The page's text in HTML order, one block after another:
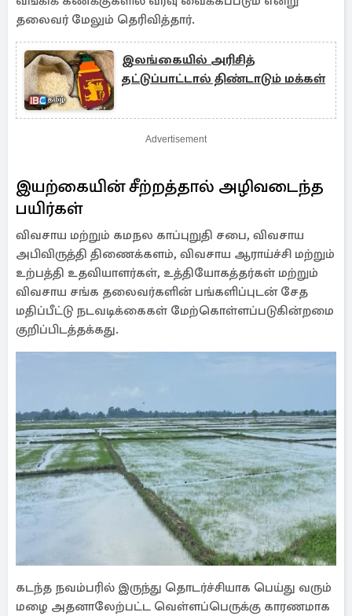
தலைவர் மேலும் தெரிவித்தார்.
இலங்கையில் அரிசித்
தட்டுப்பாட்டால் திண்டாடும் மக்கள்
Advertisement
இயற்கையின் சீற்றத்தால் அழிவடைந்த
பயிர்கள்
விவசாய மற்றும் கமநல காப்புறுதி சபை, விவசாய
அபிவிருத்தி திணைக்களம், விவசாய ஆராய்ச்சி மற்றும்
உற்பத்தி உதவியாளர்கள், உத்தியோகத்தர்கள் மற்றும்
விவசாய சங்க தலைவர்களின் பங்களிப்புடன் சேத
மதிப்பீட்டு நடவடிக்கைகள் மேற்கொள்ளப்படுகின்றமை
குறிப்பிடத்தக்கது.
கடந்த நவம்பரில் இருந்து தொடர்ச்சியாக பெய்து வரும்
மழை அதனாலேற்பட்ட வெள்ளப்பெருக்கு காரணமாக